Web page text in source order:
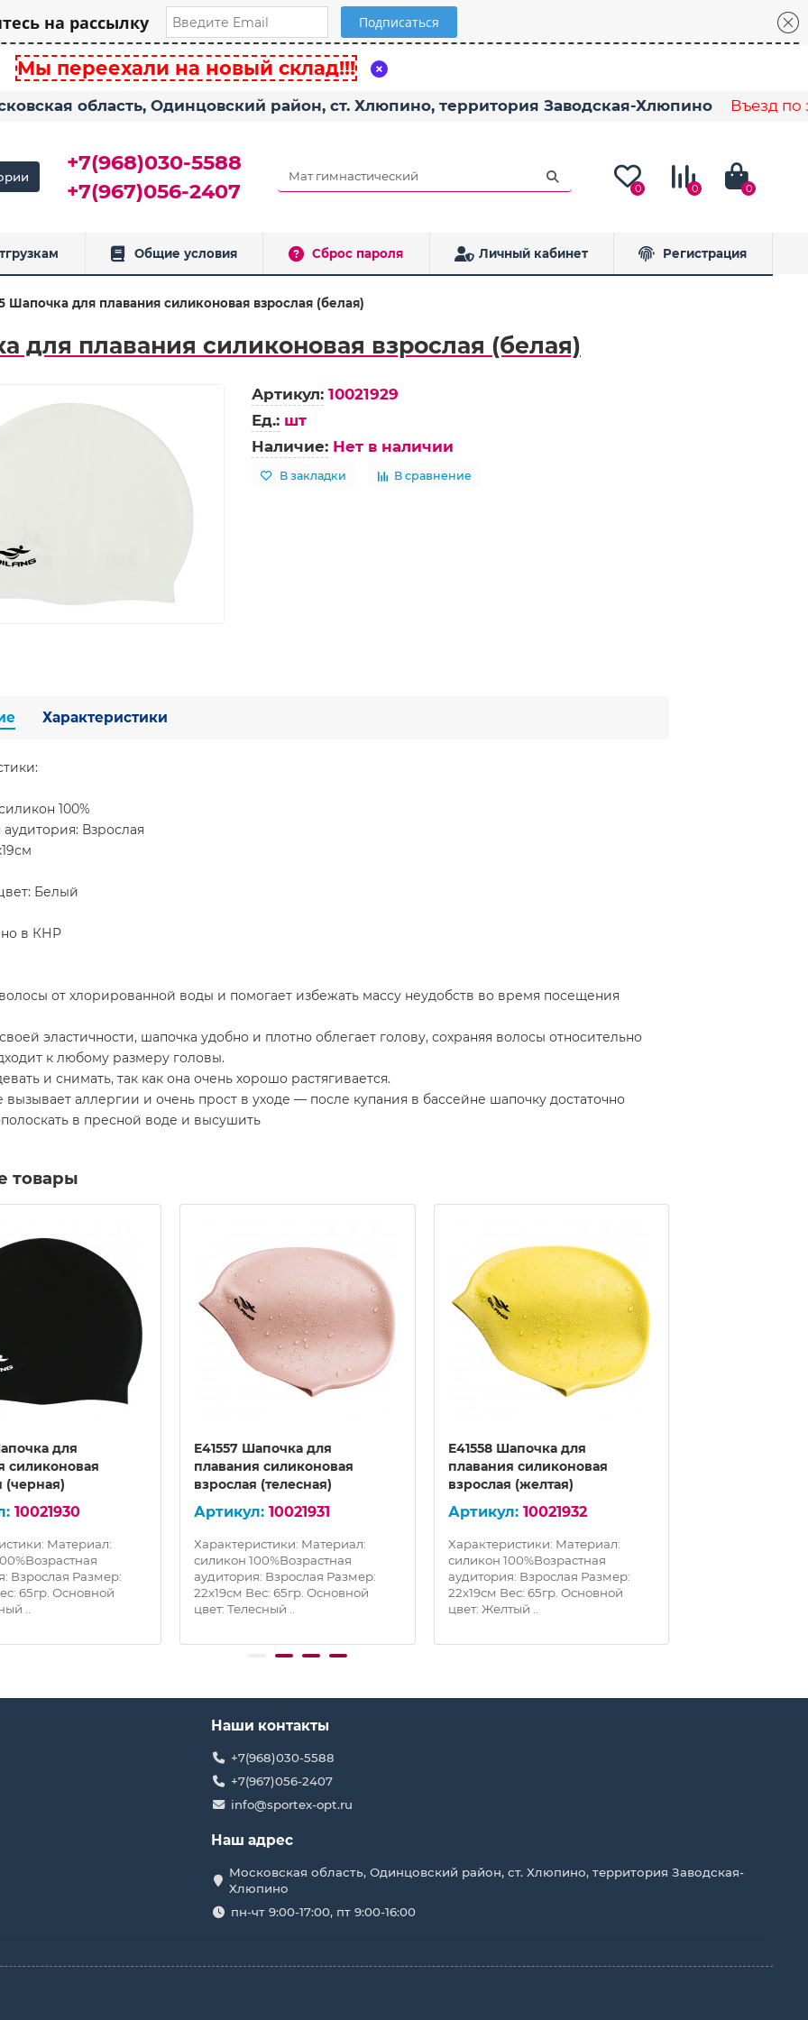
на рассылку
Мы переехали на новый склад!!!
область, Одинцовский район, ст. Хлюпино, территория Заводская-Хлюпино Въезд по
+7(968)030-5588
+7(967)056-2407
0 0 0
Общие условия Сброс пароля Личный кабинет Регистрация
Шапочка для плавания силиконовая взрослая (белая)
для плавания силиконовая взрослая (белая)
Артикул: 10021929
Ед.: шт
Наличие: Нет в наличии
В закладки В сравнение
Характеристики
100%
аудитория: Взрослая
Белый
в КНР
от хлорированной воды и помогает избежать массу неудобств во время посещения
эластичности, шапочка удобно и плотно облегает голову, сохраняя волосы относительно
к любому размеру головы.
и снимать, так как она очень хорошо растягивается.
вызывает аллергии и очень прост в уходе — после купания в бассейне шапочку достаточно
в пресной воде и высушить
товары
для
силиконовая
(черная)
10021930
Материал:
Взрослая Размер:
65гр. Основной
..
E41557 Шапочка для
плавания силиконовая
взрослая (телесная)
10021931
Характеристики: Материал:
силикон 100%Возрастная
аудитория: Взрослая Размер:
22х19см Вес: 65гр. Основной
цвет: Телесный ..
E41558 Шапочка для
плавания силиконовая
взрослая (желтая)
10021932
Характеристики: Материал:
силикон 100%Возрастная
аудитория: Взрослая Размер:
22х19см Вес: 65гр. Основной
цвет: Желтый ..
Наши контакты
+7(968)030-5588
+7(967)056-2407
info@sportex-opt.ru
Наш адрес
Московская область, Одинцовский район, ст. Хлюпино, территория Заводская-
Хлюпино
пн-чт 9:00-17:00, пт 9:00-16:00